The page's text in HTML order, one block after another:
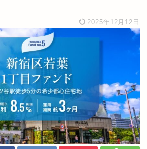
2025年12月12日